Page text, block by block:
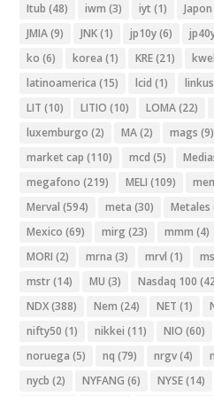
Itub (48) iwm (3) iyt (1) Japon
JMIA(9) JNK(1) jp10y(6)
ko (6) korea (1) KRE(21)
latinoamerica (15) lcid (1)
LIT (10) LITIO (10) LOMA(22)
luxemburgo (2) MA(2) mags (9)
market cap (110) mcd (5)
megafono (219) MELI (109)
Merval (594) meta (30) Metales
Mexico (69) mirg (23) mmm (4)
MORI (2) mrna (3) mrvl (1) ms
mstr(14) MU (3) Nasdaq 100
NDX(388) Nem (24) NET (1)
nifty50 (1) nikkei (11) NIO (60)
noruega (5) nq (79) nrgv(4)
nycb (2) NYFANG (6) NYSE(14)